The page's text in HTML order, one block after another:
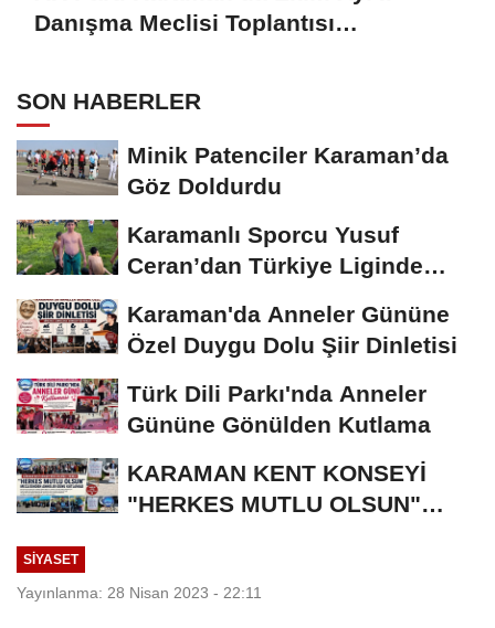
Danışma Meclisi Toplantısı
SON HABERLER
Minik Patenciler Karaman’da
Göz Doldurdu
Karamanlı Sporcu Yusuf
Ceran’dan Türkiye Liginde
Karaman'da Anneler Gününe
Özel Duygu Dolu Şiir Dinletisi
Türk Dili Parkı'nda Anneler
Gününe Gönülden Kutlama
KARAMAN KENT KONSEYİ
"HERKES MUTLU OLSUN"
SIYASET
Yayınlanma: 28 Nisan 2023 - 22:11